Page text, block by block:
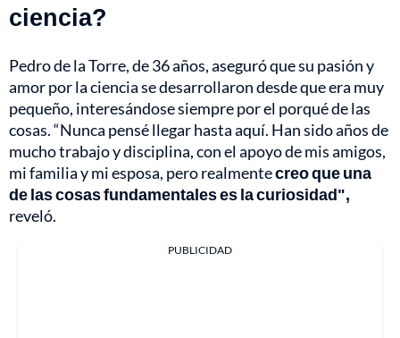
ciencia?
Pedro de la Torre, de 36 años, aseguró que su pasión y
amor por la ciencia se desarrollaron desde que era muy
pequeño, interesándose siempre por el porqué de las
cosas. “Nunca pensé llegar hasta aquí. Han sido años de
mucho trabajo y disciplina, con el apoyo de mis amigos,
mi familia y mi esposa, pero realmentecreo que una
de las cosas fundamentales es la curiosidad",
reveló.
PUBLICIDAD